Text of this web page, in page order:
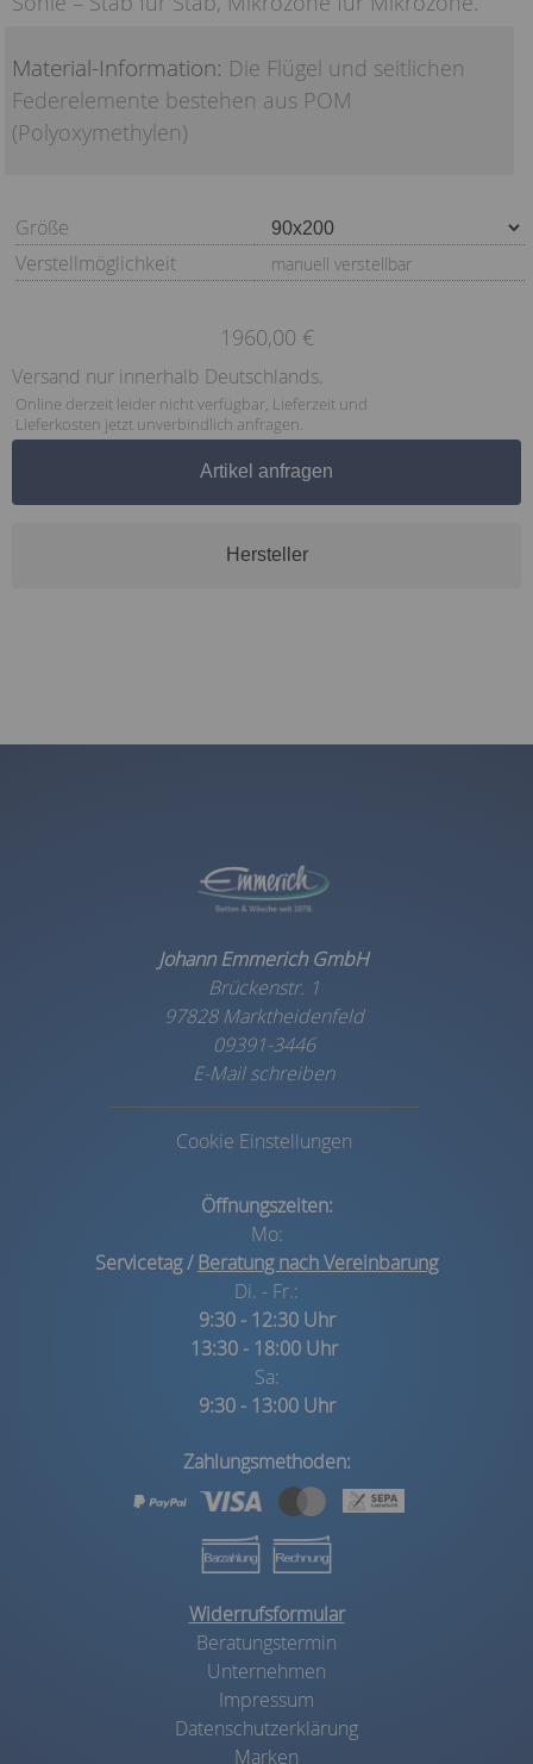
Material-Information: Die Flügel und seitlichen
Federelemente bestehen aus POM
(Polyoxymethylen)
Größe
Verstellmöglichkeit
manuell verstellbar
1960,00 €
Versand nur innerhalb Deutschlands.
Online derzeit leider nicht verfügbar, Lieferzeit und
Lieferkosten jetzt unverbindlich anfragen.
Artikel anfragen
Hersteller
Johann Emmerich GmbH
Brückenstr. 1
97828 Marktheidenfeld
09391-3446
E-Mail schreiben
Cookie Einstellungen
Öffnungszeiten:
Mo:
Servicetag /Beratung nach Vereinbarung
Di. - Fr.:
9:30 - 12:30 Uhr
13:30 - 18:00 Uhr
Sa:
9:30 - 13:00 Uhr
Zahlungsmethoden:
Widerrufsformular
Beratungstermin
Unternehmen
Impressum
Datenschutzerklärung
Marken